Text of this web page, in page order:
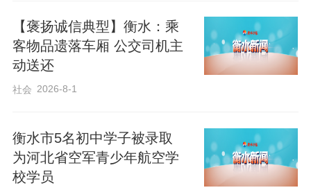
托：种业是最重要的，搞农业要把种业搞
上去。从小麦、水稻、玉米等粮食作物到
水果、蔬菜、水产品等重要农产品，习近
平总书记高度重视种业振兴。2021年，习
实施种业振兴行动。他强调，必须把民族
种业搞上去，把种源安全提升到关系国家
安全的战略高度，集中力量破难题、补短
【褒扬诚信典型】衡水：乘
客物品遗落车厢 公交司机主
动送还
社会 2026-8-1
衡水市5名初中学子被录取
为河北省空军青少年航空学
校学员